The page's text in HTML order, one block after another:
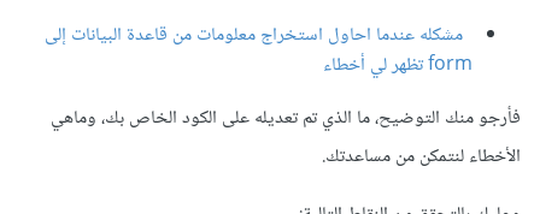
مشكله عندما احاول استخراج معلومات من قاعدة البيانات إلى
form تظهر لي أخطاء
فأرجو منك التوضيح، ما الذي تم تعديله على الكود الخاص بك، وماهي
الأخطاء لنتمكن من مساعدتك.